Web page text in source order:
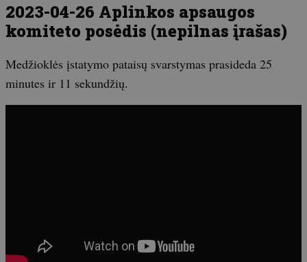
2023-04-26 Aplinkos apsaugos
komiteto posėdis (nepilnas įrašas)
Medžioklės įstatymo pataisų svarstymas prasideda 25
minutes ir 11 sekundžių.